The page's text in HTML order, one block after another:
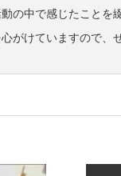
の中で感じたことを綴
がけていますので、